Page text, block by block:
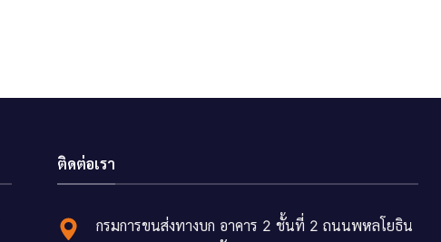
ติดต่อเรา
กรมการขนส่งทางบก อาคาร 2 ชั้นที่ 2 ถนนพหลโยธิน